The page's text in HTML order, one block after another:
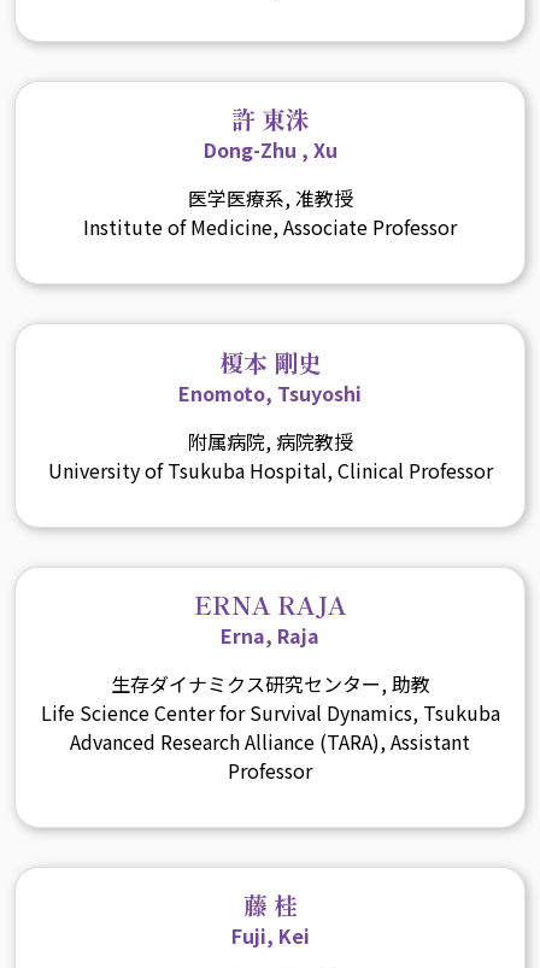
許 東洙
Dong-Zhu , Xu
医学医療系, 准教授
Institute of Medicine, Associate Professor
榎本 剛史
Enomoto, Tsuyoshi
附属病院, 病院教授
University of Tsukuba Hospital, Clinical Professor
ERNA RAJA
Erna, Raja
生存ダイナミクス研究センター, 助教
Life Science Center for Survival Dynamics, Tsukuba
Advanced Research Alliance (TARA), Assistant
Professor
藤 桂
Fuji, Kei